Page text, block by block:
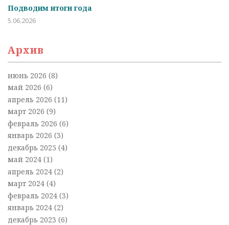
Подводим итоги года
5.06.2026
Архив
июнь 2026 (8)
май 2026 (6)
апрель 2026 (11)
март 2026 (9)
февраль 2026 (6)
январь 2026 (3)
декабрь 2025 (4)
май 2024 (1)
апрель 2024 (2)
март 2024 (4)
февраль 2024 (3)
январь 2024 (2)
декабрь 2023 (6)